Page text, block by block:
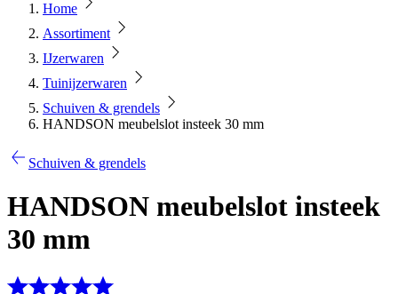
Home
Assortiment
IJzerwaren
Tuinijzerwaren
Schuiven & grendels
HANDSON meubelslot insteek 30 mm
Schuiven & grendels
HANDSON meubelslot insteek
30 mm